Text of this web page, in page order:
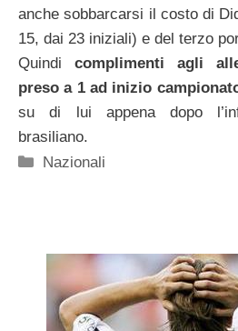
anche sobbarcarsi il costo di
15, dai 23 iniziali) e del terzo
Quindi complimenti agli
preso a 1 ad inizio
su di lui appena dopo
brasiliano.
Categorie
Nazionali